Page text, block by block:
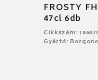
FROSTY
47cl 6db
Cikkszám:
Gyártó: